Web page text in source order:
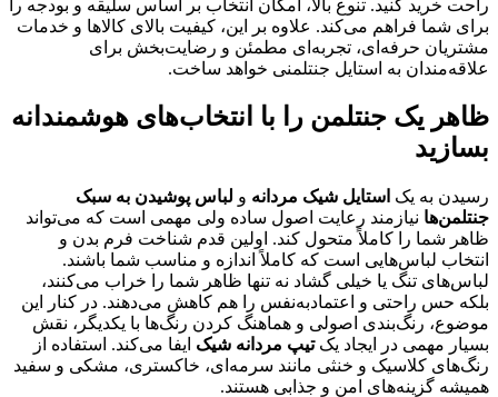
راحت خرید کنید. تنوع بالا، امکان انتخاب بر اساس سلیقه و بودجه را
برای شما فراهم می‌کند. علاوه بر این، کیفیت بالای کالاها و خدمات
مشتریان حرفه‌ای، تجربه‌ای مطمئن و رضایت‌بخش برای
علاقه‌مندان به استایل جنتلمنی خواهد ساخت.
ظاهر یک جنتلمن را با انتخاب‌های هوشمندانه
بسازید
رسیدن به یک استایل شیک مردانه و لباس پوشیدن به سبک
جنتلمن‌ها نیازمند رعایت اصول ساده ولی مهمی است که می‌تواند
ظاهر شما را کاملاً متحول کند. اولین قدم شناخت فرم بدن و
انتخاب لباس‌هایی است که کاملاً اندازه و مناسب شما باشند.
لباس‌های تنگ یا خیلی گشاد نه تنها ظاهر شما را خراب می‌کنند،
بلکه حس راحتی و اعتمادبه‌نفس را هم کاهش می‌دهند. در کنار این
موضوع، رنگ‌بندی اصولی و هماهنگ کردن رنگ‌ها با یکدیگر، نقش
بسیار مهمی در ایجاد یکتیپ مردانه شیک ایفا می‌کند. استفاده از
رنگ‌های کلاسیک و خنثی مانند سرمه‌ای، خاکستری، مشکی و سفید
همیشه گزینه‌های امن و جذابی هستند.